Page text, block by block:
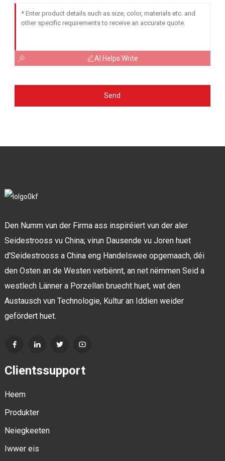
AI Helps Write
Send
Den Numm vun der Firma ass inspiréiert vun der aler
Seidestrooss vu China; virun Dausende vu Joren huet
d'Seidestrooss a China eng Handelswee opgemaach, déi
den Osten an de Westen verbënnt, an net nëmmen Seid a
westlech Länner a Porzellan bruecht huet, wat den
Austausch vun Technologie, Kultur an Iddien weider
gefördert huet.
Clientssupport
Heem
Produkter
Neiegkeeten
Iwwer eis